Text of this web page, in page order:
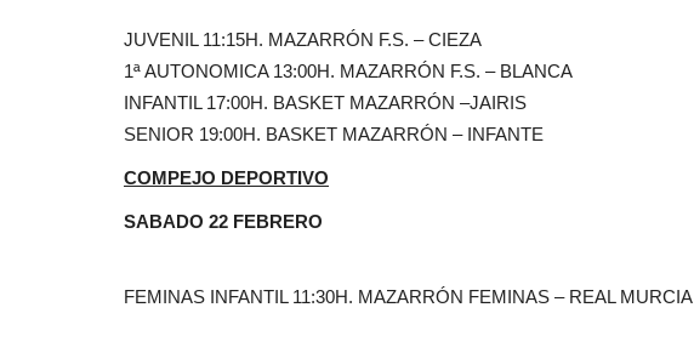
JUVENIL 11:15H. MAZARRÓN F.S. – CIEZA
1ª AUTONOMICA 13:00H. MAZARRÓN F.S. – BLANCA
INFANTIL 17:00H. BASKET MAZARRÓN –JAIRIS
SENIOR 19:00H. BASKET MAZARRÓN – INFANTE
COMPEJO DEPORTIVO
SABADO 22 FEBRERO
FEMINAS INFANTIL 11:30H. MAZARRÓN FEMINAS – REAL MURCIA